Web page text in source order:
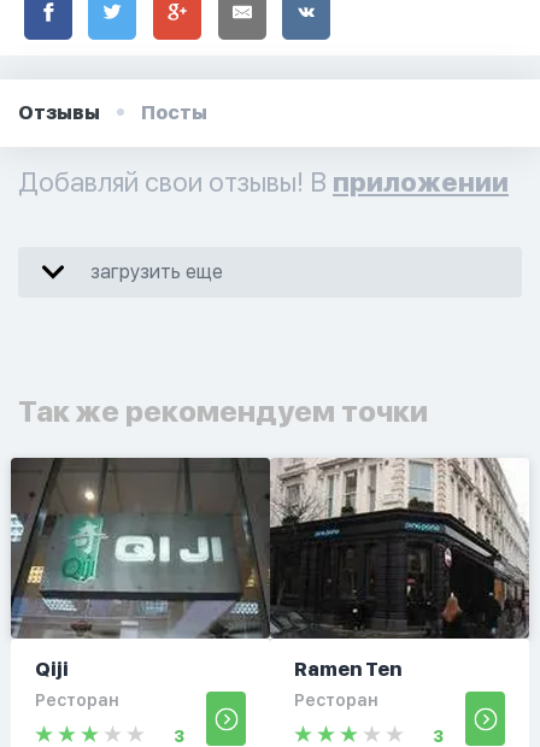
Отзывы Посты
Добавляй свои отзывы! В приложении
загрузить еще
Так же рекомендуем точки
Qiji
Ресторан
3
Ramen Ten
Ресторан
3